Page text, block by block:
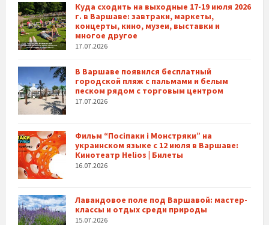
Куда сходить на выходные 17-19 июля 2026
г. в Варшаве: завтраки, маркеты,
концерты, кино, музеи, выставки и
многое другое
17.07.2026
В Варшаве появился бесплатный
городской пляж с пальмами и белым
песком рядом с торговым центром
17.07.2026
Фильм “Посіпаки і Монстряки” на
украинском языке с 12 июля в Варшаве:
Кинотеатр Helios | Билеты
16.07.2026
Лавандовое поле под Варшавой: мастер-
классы и отдых среди природы
15.07.2026